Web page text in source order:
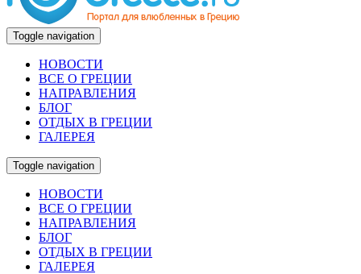
Toggle navigation
НОВОСТИ
ВСЕ О ГРЕЦИИ
НАПРАВЛЕНИЯ
БЛОГ
ОТДЫХ В ГРЕЦИИ
ГАЛЕРЕЯ
Toggle navigation
НОВОСТИ
ВСЕ О ГРЕЦИИ
НАПРАВЛЕНИЯ
БЛОГ
ОТДЫХ В ГРЕЦИИ
ГАЛЕРЕЯ